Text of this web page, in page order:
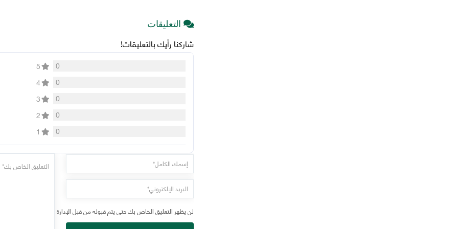
التعليقات
شاركنا رأيك بالتعليقات!
0
5
0
4
0
3
0
2
0
1
لن يظهر التعليق الخاص بك حتى يتم قبوله من قبل الإدارة